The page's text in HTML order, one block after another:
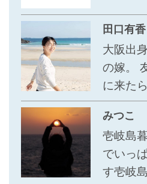
田口有香
大阪出
の嫁。
に来た
みつこ
壱岐島
でいっ
す壱岐